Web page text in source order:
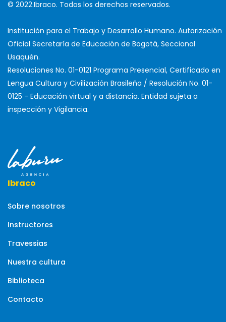
© 2022.Ibraco. Todos los derechos reservados.
Institución para el Trabajo y Desarrollo Humano. Autorización
Oficial Secretaría de Educación de Bogotá, Seccional
Usaquén.
Resoluciones No. 01-0121 Programa Presencial, Certificado en
Lengua Cultura y Civilización Brasileña / Resolución No. 01-
0125 - Educación virtual y a distancia. Entidad sujeta a
inspección y Vigilancia.
Ibraco
Sobre nosotros
Instructores
Travessias
Nuestra cultura
Biblioteca
Contacto